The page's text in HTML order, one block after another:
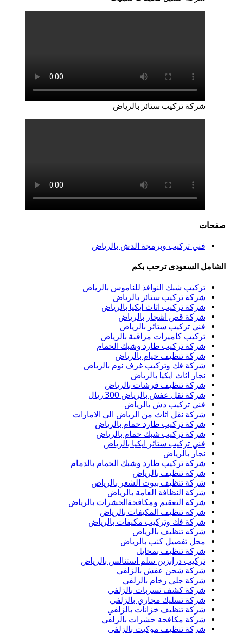
شركة تركيب ستائر بالرياض
صفحات
فني تركيب وبرمجة الدش بالرياض
الشامل السعودى ترحب بكم
تركيب شبك النوافذ للناموس بالرياض
شركة تركيب ستائر بالرياض
شركة تركيب اثاث ايكيا بالرياض
شركة قص اشجار بالرياض
فني تركيب ستائر بالرياض
تركيب كاميرات مراقبة بالرياض
شركة تركيب طارد وشبك الحمام
شركة تنظيف خيام بالرياض
شركة فك وتركيب غرف نوم بالرياض
نجار اثاث ايكيا بالرياض
شركة تنظيف فرشات بالرياض
شركة نقل عفش بالرياض 300 ريال
فني تركيب دش بالرياض
شركة نقل اثاث من الرياض الى الامارات
شركة تركيب طارد حمام بالرياض
شركة تركيب شبك حمام بالرياض
فني تركيب ستائر ايكيا بالرياض
نجار بالرياض
شركة تركيب طارد وشبك الحمام بالدمام
شركة تنظيف بالرياض
شركة تنظيف بيوت الشعر بالرياض
شركة النظافة العامة بالرياض
شركة التعقيم ومكافحةالحشرات بالرياض
شركه تنظيف المكيفات بالرياض
شركة فك وتركيب مكيفات بالرياض
شركه تنظيف بالرياض
محل تفصيل كنب بالرياض
شركة تنظيف بمحايل
تركيب درابزين سلم استنالس بالرياض
شركة شحن عفش بالزلفي
شركة جلي رخام بالزلفي
شركة كشف تسربات بالزلفي
شركة تسليك مجاري بالزلفي
شركة تنظيف خزانات بالزلفي
شركة مكافحة حشرات بالزلفي
شركة تنظيف موكيت بالزلفي